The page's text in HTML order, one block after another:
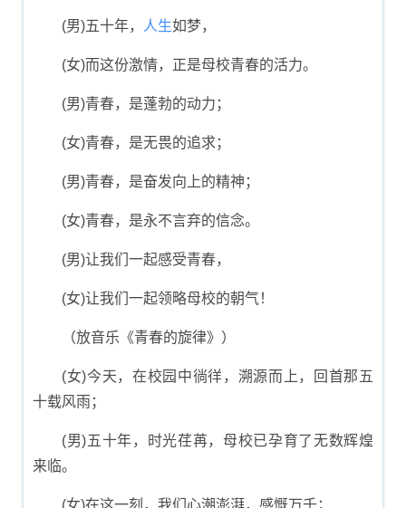
(男)五十年， 人生如梦，
(女)而这份激情，正是母校青春的活力。
(男)青春，是蓬勃的动力；
(女)青春，是无畏的追求；
(男)青春，是奋发向上的精神；
(女)青春，是永不言弃的信念。
(男)让我们一起感受青春，
(女)让我们一起领略母校的朝气！
（放音乐《青春的旋律》）
(女)今天，在校园中徜徉，溯源而上，回首那五
十载风雨；
(男)五十年，时光荏苒，母校已孕育了无数辉煌
来临。
(女)在这一刻，我们心潮澎湃，感慨万千；